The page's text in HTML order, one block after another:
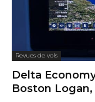
Revues de vols
Delta
Boston Logan,